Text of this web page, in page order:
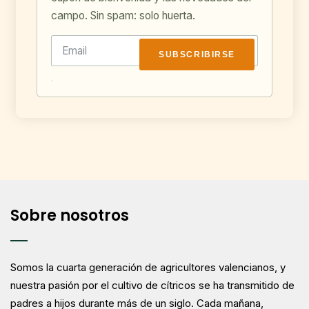
campo. Sin spam: solo huerta.
SUBSCRIBIRSE
Sobre nosotros
Somos la cuarta generación de agricultores valencianos, y
nuestra pasión por el cultivo de cítricos se ha transmitido de
padres a hijos durante más de un siglo. Cada mañana,